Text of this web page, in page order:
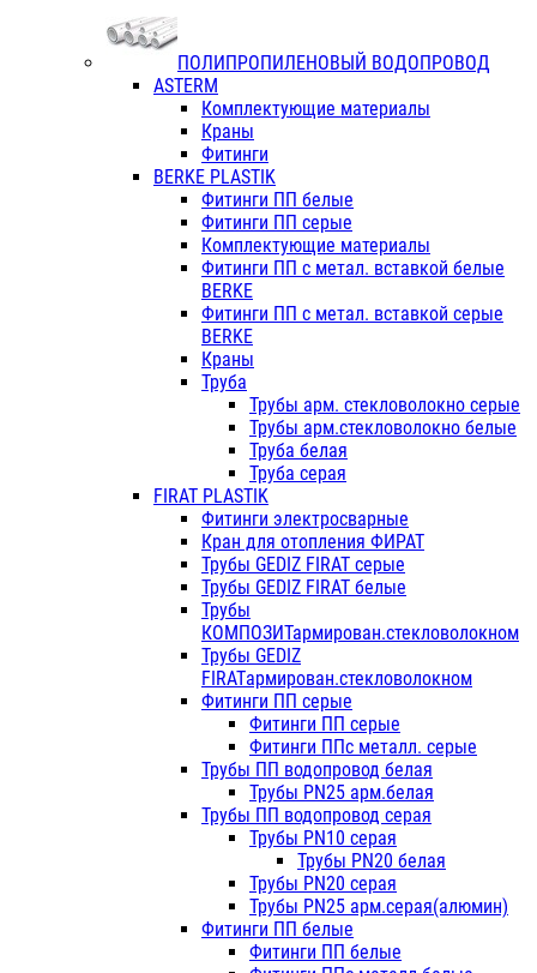
ПОЛИПРОПИЛЕНОВЫЙ ВОДОПРОВОД
ASTERM
Комплектующие материалы
Краны
Фитинги
BERKE PLASTIK
Фитинги ПП белые
Фитинги ПП серые
Комплектующие материалы
Фитинги ПП с метал. вставкой белые
BERKE
Фитинги ПП с метал. вставкой серые
BERKE
Краны
Труба
Трубы арм. стекловолокно серые
Трубы арм.стекловолокно белые
Труба белая
Труба серая
FIRAT PLASTIK
Фитинги электросварные
Кран для отопления ФИРАТ
Трубы GEDIZ FIRAT серые
Трубы GEDIZ FIRAT белые
Трубы
КОМПОЗИТармирован.стекловолокном
Трубы GEDIZ
FIRATармирован.стекловолокном
Фитинги ПП серые
Фитинги ПП серые
Фитинги ППс металл. серые
Трубы ПП водопровод белая
Трубы PN25 арм.белая
Трубы ПП водопровод серая
Трубы PN10 серая
Трубы PN20 белая
Трубы PN20 серая
Трубы PN25 арм.серая(алюмин)
Фитинги ПП белые
Фитинги ПП белые